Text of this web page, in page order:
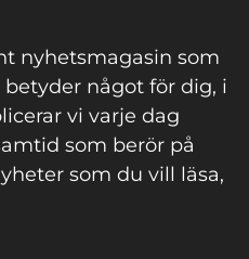
nyhetsmagasin som
något för dig, i
vi varje dag
som berör på
som du vill läsa,